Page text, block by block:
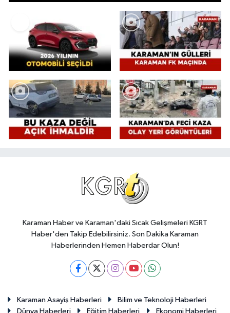
Karaman Haber ve Karaman'daki Sıcak Gelişmeleri KGRT
Haber'den Takip Edebilirsiniz. Son Dakika Karaman
Haberlerinden Hemen Haberdar Olun!
Karaman Asayiş Haberleri
Bilim ve Teknoloji Haberleri
Dünya Haberleri
Eğitim Haberleri Ekonomi Haberleri